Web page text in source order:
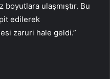
ulaşmıştır. Bu
edilerek
zaruri hale geldi.”